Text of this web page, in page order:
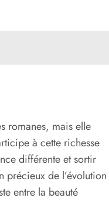
romanes, mais elle
à cette richesse
différente et sortir
précieux de l’évolution
entre la beauté